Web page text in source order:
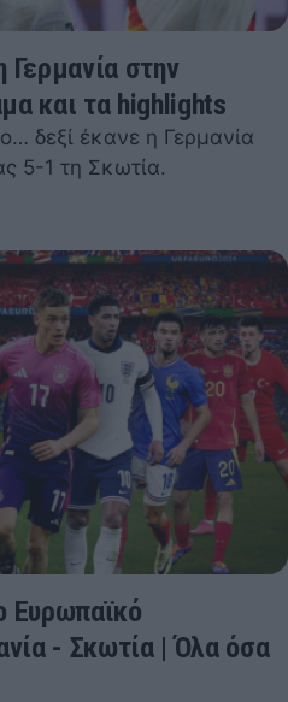
Γερμανία στην
και τα highlights
δεξί έκανε η Γερμανία
5-1 τη Σκωτία.
Ευρωπαϊκό
- Σκωτία | Όλα όσα